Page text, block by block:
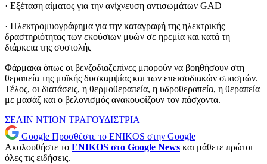
· Εξέταση αίματος για την ανίχνευση αντισωμάτων GAD
· Ηλεκτρομυογράφημα για την καταγραφή της ηλεκτρικής
δραστηριότητας των εκούσιων μυών σε ηρεμία και κατά τη
διάρκεια της συστολής
Φάρμακα όπως οι βενζοδιαζεπίνες μπορούν να βοηθήσουν στη
θεραπεία της μυϊκής δυσκαμψίας και των επεισοδιακών σπασμών.
Τέλος, οι διατάσεις, η θερμοθεραπεία, η υδροθεραπεία, η θεραπεία
με μασάζ και ο βελονισμός ανακουφίζουν τον πάσχοντα.
ΣΕΛΙΝ ΝΤΙΟΝ ΤΡΑΓΟΥΔΙΣΤΡΙΑ
Google Προσθέστε το ENIKOS στην Google
Ακολουθήστε το ENIKOS στο Google News και μάθετε πρώτοι
όλες τις ειδήσεις.